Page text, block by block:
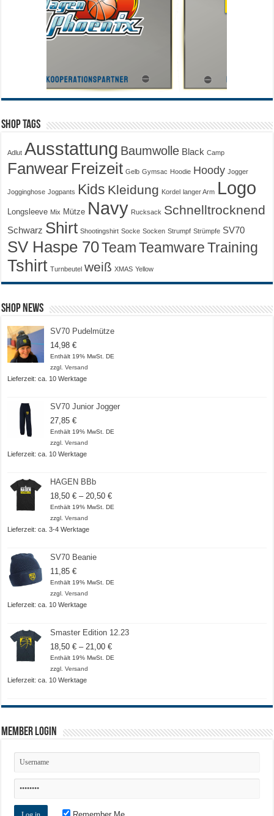
Shop Tags
Adlut Ausstattung Baumwolle Black Camp
Fanwear Freizeit Gelb Gymsac Hoodie Hoody Jogger
Jogginghose Jogpants Kids Kleidung Kordel langer Arm Logo
Longsleeve Mix Mütze Navy Rucksack Schnelltrocknend
Schwarz Shirt Shootingshirt Socke Socken Strumpf Strümpfe SV70
SV Haspe 70Team Teamware Training
Tshirt Turnbeutel weiß XMAS Yellow
Shop News
SV70 Pudelmütze
14,98€
Enthält 19% MwSt. DE
zzgl.Versand
Lieferzeit: ca. 10 Werktage
SV70 Junior Jogger
27,85€
Enthält 19% MwSt. DE
zzgl.Versand
Lieferzeit: ca. 10 Werktage
HAGEN BBb
18,50€ – 20,50€Preisspanne:
18,50 €
Enthält 19% MwSt. DE
zzgl.Versand
Lieferzeit: ca. 3-4 Werktage
SV70 Beanie
11,85€
Enthält 19% MwSt. DE
zzgl.Versand
Lieferzeit: ca. 10 Werktage
Smaster Edition 12.23
18,50€ – 21,00€Preisspanne:
18,50 €
Enthält 19% MwSt. DE
zzgl.Versand
Lieferzeit: ca. 10 Werktage
Member Login
Remember Me